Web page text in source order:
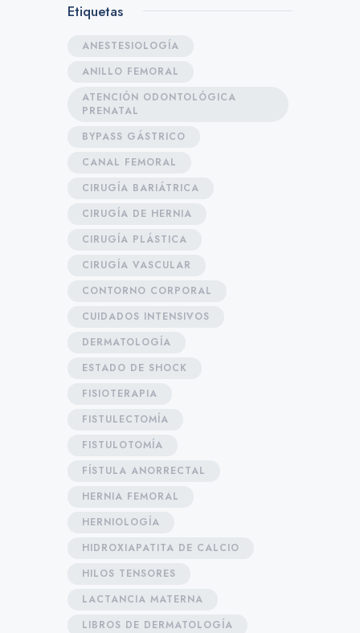
Etiquetas
ANESTESIOLOGÍA
ANILLO FEMORAL
ATENCIÓN ODONTOLÓGICA
PRENATAL
BYPASS GÁSTRICO
CANAL FEMORAL
CIRUGÍA BARIÁTRICA
CIRUGÍA DE HERNIA
CIRUGÍA PLÁSTICA
CIRUGÍA VASCULAR
CONTORNO CORPORAL
CUIDADOS INTENSIVOS
DERMATOLOGÍA
ESTADO DE SHOCK
FISIOTERAPIA
FISTULECTOMÍA
FISTULOTOMÍA
FÍSTULA ANORRECTAL
HERNIA FEMORAL
HERNIOLOGÍA
HIDROXIAPATITA DE CALCIO
HILOS TENSORES
LACTANCIA MATERNA
LIBROS DE DERMATOLOGÍA